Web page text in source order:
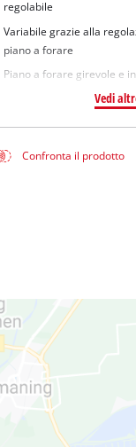
regolabile
Variabile grazie alla
piano a forare
Piano a forare girevole e
Vedi
Confronta il prodotto